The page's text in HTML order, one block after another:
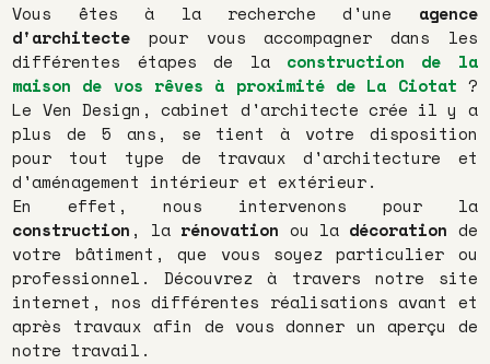
Vous êtes à la recherche d'une agence
d'architecte pour vous accompagner dans les
différentes étapes de la construction de la
maison de vos rêves à proximité de La Ciotat ?
Le Ven Design, cabinet d'architecte crée il y a
plus de 5 ans, se tient à votre disposition
pour tout type de travaux d'architecture et
d'aménagement intérieur et extérieur.
En effet, nous intervenons pour la
construction , la rénovation ou la décoration de
votre bâtiment, que vous soyez particulier ou
professionnel. Découvrez à travers notre site
internet, nos différentes réalisations avant et
après travaux afin de vous donner un aperçu de
notre travail.